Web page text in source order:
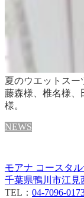
夏のウエットスー
藤森様、椎名様、
様。
NEWS
モアナ コースタ
千葉県鴨川市江見
TEL： 04-7096-